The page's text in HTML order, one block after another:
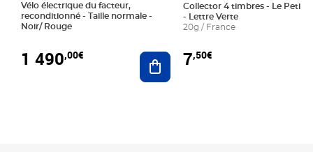
Vélo électrique du facteur,
reconditionné - Taille normale -
Noir/ Rouge
1 490,00€ Ajouter au panier
Collector 4 timbres - Le Petit
- Lettre Verte
20g / France
7,50€